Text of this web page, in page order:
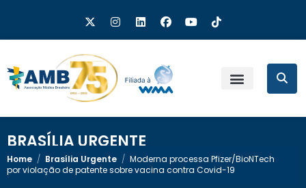
BRASÍLIA URGENTE
Home / Brasília Urgente / Moderna processa Pfizer/BioNTech
por violação de patente sobre vacina contra Covid-19